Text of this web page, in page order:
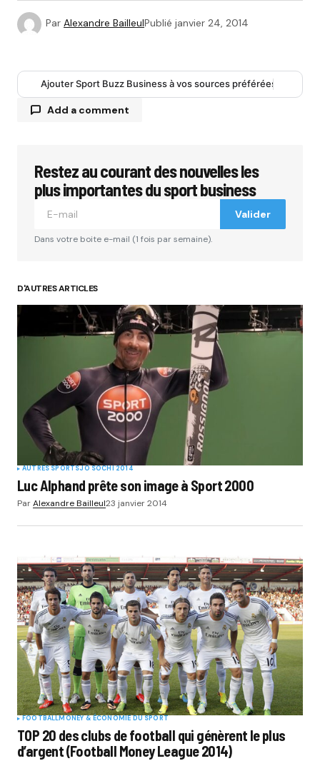
Par Alexandre BailleulPublié janvier 24, 2014
Ajouter Sport Buzz Business à vos sources préférées
Add a comment
Votre adresse e-mail ne sera pas publiée.Les
champs obligatoires sont indiqués avec*
Your Name*
Submit Comment
Restez au courant des nouvelles les
plus importantes du sport business
Valider
Dans votre boite e-mail (1 fois par semaine).
D'AUTRES ARTICLES
AUTRES SPORTSJO SOCHI 2014
Luc Alphand prête son image à Sport 2000
ParAlexandre Bailleul23 janvier 2014
FOOTBALLMONEY & ÉCONOMIE DU SPORT
TOP 20 des clubs de football qui génèrent le plus
d’argent (Football Money League 2014)